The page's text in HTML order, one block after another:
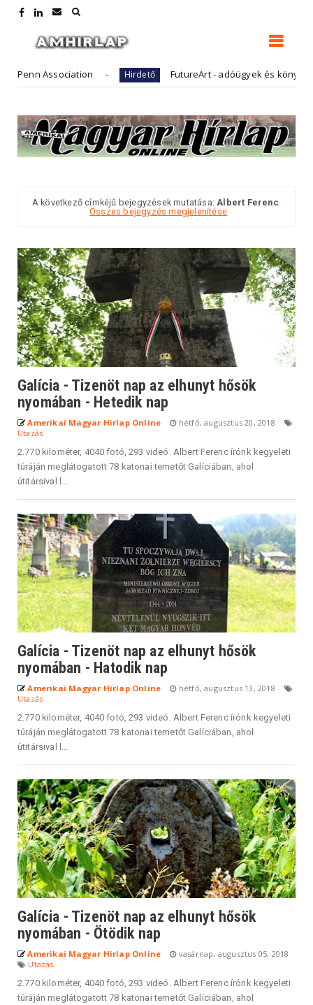
Association Hirdető FutureArt - adóügyek és könyvelés
A következő címkéjű bejegyzések mutatása: Albert Ferenc
Összes bejegyzés megjelenítése
Galícia - Tizenöt nap az elhunyt hősök
nyomában - Hetedik nap
Amerikai Magyar Hirlap Online
hétfő, augusztus 20, 2018
Utazás
2.770 kilométer, 4040 fotó, 293 videó. Albert Ferenc írónk kegyeleti
túráján meglátogatott 78 katonai temetőt Galíciában, ahol
útitársival l...
Galícia - Tizenöt nap az elhunyt hősök
nyomában - Hatodik nap
Amerikai Magyar Hirlap Online
hétfő, augusztus 13, 2018
Utazás
2.770 kilométer, 4040 fotó, 293 videó. Albert Ferenc írónk kegyeleti
túráján meglátogatott 78 katonai temetőt Galíciában, ahol
útitársival l...
Galícia - Tizenöt nap az elhunyt hősök
nyomában - Ötödik nap
Amerikai Magyar Hirlap Online
vasárnap, augusztus 05, 2018
Utazás
2.770 kilométer, 4040 fotó, 293 videó. Albert Ferenc írónk kegyeleti
túráján meglátogatott 78 katonai temetőt Galíciában, ahol